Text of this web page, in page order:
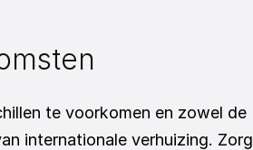
te voorkomen en zowel de
internationale verhuizing. Zorg